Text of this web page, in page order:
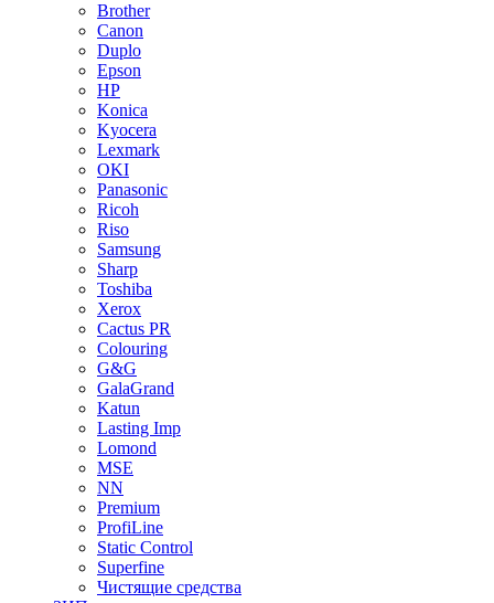
Brother
Canon
Duplo
Epson
HP
Konica
Kyocera
Lexmark
OKI
Panasonic
Ricoh
Riso
Samsung
Sharp
Toshiba
Xerox
Cactus PR
Colouring
G&G
GalaGrand
Katun
Lasting Imp
Lomond
MSE
NN
Premium
ProfiLine
Static Control
Superfine
Чистящие средства